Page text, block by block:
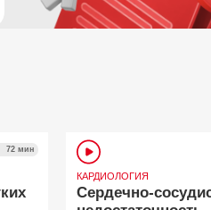
72 мин
КАРДИОЛОГИЯ
Сердечно-